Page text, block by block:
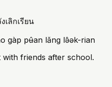
ลิกเรียน
gàp pʉ̂an lǎng lə̂ək-rian
friends after school.